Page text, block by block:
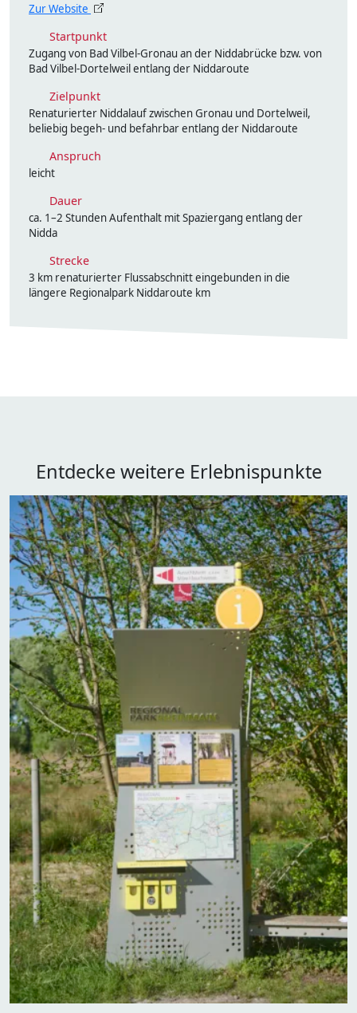
Zur Website
Startpunkt
Zugang von Bad Vilbel-Gronau an der Niddabrücke bzw. von
Bad Vilbel-Dortelweil entlang der Niddaroute
Zielpunkt
Renaturierter Niddalauf zwischen Gronau und Dortelweil,
beliebig begeh- und befahrbar entlang der Niddaroute
Anspruch
leicht
Dauer
ca. 1–2 Stunden Aufenthalt mit Spaziergang entlang der
Nidda
Strecke
3 km renaturierter Flussabschnitt eingebunden in die
längere Regionalpark Niddaroute km
Entdecke weitere Erlebnispunkte